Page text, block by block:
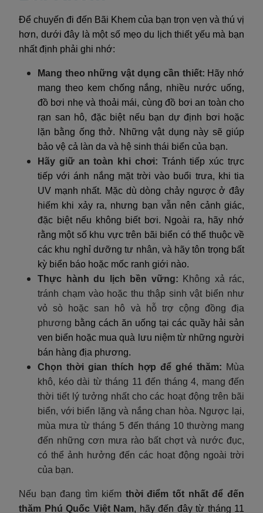
Để chuyến đi đến Bãi Khem của bạn trọn vẹn và thú vị
hơn, dưới đây là một số mẹo du lịch thiết yếu mà bạn
nhất định phải ghi nhớ:
Mang theo những vật dụng cần thiết: Hãy nhớ
mang theo kem chống nắng, nhiều nước uống,
đồ bơi nhẹ và thoải mái, cùng đồ bơi an toàn cho
rạn san hô, đặc biệt nếu bạn dự định bơi hoặc
lặn bằng ống thở. Những vật dụng này sẽ giúp
bảo vệ cả làn da và hệ sinh thái biển của bạn.
Hãy giữ an toàn khi chơi: Tránh tiếp xúc trực
tiếp với ánh nắng mặt trời vào buổi trưa, khi tia
UV mạnh nhất. Mặc dù dòng chảy ngược ở đây
hiếm khi xảy ra, nhưng bạn vẫn nên cảnh giác,
đặc biệt nếu không biết bơi. Ngoài ra, hãy nhớ
rằng một số khu vực trên bãi biển có thể thuộc về
các khu nghỉ dưỡng tư nhân, và hãy tôn trọng bất
kỳ biển báo hoặc mốc ranh giới nào.
Thực hành du lịch bền vững:
Không xả rác,
tránh chạm vào hoặc thu thập sinh vật biển như
vỏ sò hoặc san hô và hỗ trợ cộng đồng địa
phương bằng cách ăn uống tại các quầy hải sản
ven biển hoặc mua quà lưu niệm từ những người
bán hàng địa phương.
Chọn thời gian thích hợp để ghé thăm: Mùa
khô, kéo dài từ tháng 11 đến tháng 4, mang đến
thời tiết lý tưởng nhất cho các hoạt động trên bãi
biển, với biển lặng và nắng chan hòa. Ngược lại,
mùa mưa từ tháng 5 đến tháng 10 thường mang
đến những cơn mưa rào bất chợt và nước đục,
có thể ảnh hưởng đến các hoạt động ngoài trời
của bạn.
Nếu bạn đang tìm kiếm thời điểm tốt nhất để đến
thăm Phú Quốc Việt Nam, hãy đến đây từ tháng 11